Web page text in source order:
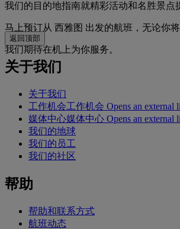
我们的目的地指南就精彩活动和名胜景点
马上预订从 西雅图 出发的航班，无论你
我们期待在机上为你服务。
返回顶部
关于我们
关于我们
工作机会工作机会 Opens an external
媒体中心媒体中心 Opens an external
我们的地球
我们的员工
我们的社区
帮助
帮助和联系方式
航班动态